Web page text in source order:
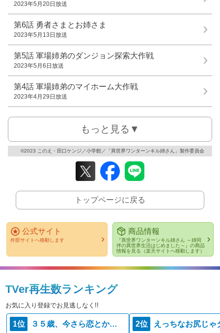
2023年5月20日放送
第6話 勇者さまとお姉さま
2023年5月13日放送
第5話 軍場姉弟のダンジョン探索大作戦
2023年5月6日放送
第4話 軍場姉弟のマイホーム大作戦
2023年4月29日放送
もっと見る▼
©2023 このえ・田口ケンジ／小学館／「異世界ワンターンキル姉さん」製作委員会
トップページに戻る
公式サイト
外部サイトへ移動します
商品情報
『異世界ワンターンキル姉さん ～姉同
伴の異世界生活はじめました～』の商品
情報を見る（楽天サイトへ移動します）
TVer再生数ランキング
お気に入り登録でお見逃しなく!!
1位 ３５歳、今さら恋とかありえない 2位